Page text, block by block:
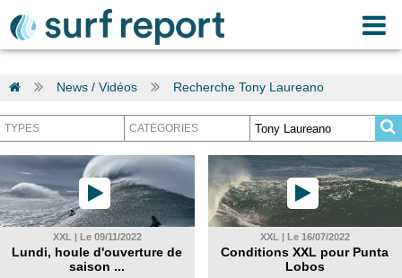
News / Vidéos Recherche Tony Laureano
XXL | Le 09/11/2022
Lundi, houle d'ouverture de
saison ...
XXL | Le 16/07/2022
Conditions XXL pour Punta
Lobos